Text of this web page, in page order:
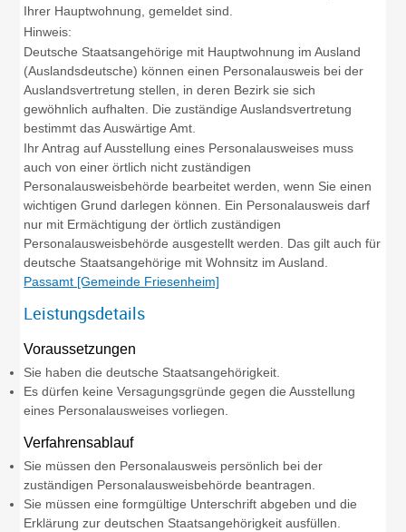
Ihrer Hauptwohnung, gemeldet sind.
Hinweis:
Deutsche Staatsangehörige mit Hauptwohnung im Ausland
(Auslandsdeutsche) können einen Personalausweis bei der
Auslandsvertretung stellen, in deren Bezirk sie sich
gewöhnlich aufhalten. Die zuständige Auslandsvertretung
bestimmt das Auswärtige Amt.
Ihr Antrag auf Ausstellung eines Personalausweises muss
auch von einer örtlich nicht zuständigen
Personalausweisbehörde bearbeitet werden, wenn Sie einen
wichtigen Grund darlegen können. Ein Personalausweis darf
nur mit Ermächtigung der örtlich zuständigen
Personalausweisbehörde ausgestellt werden. Das gilt auch für
deutsche Staatsangehörige mit Wohnsitz im Ausland.
Passamt [Gemeinde Friesenheim]
Leistungsdetails
Voraussetzungen
Sie haben die deutsche Staatsangehörigkeit.
Es dürfen keine Versagungsgründe gegen die Ausstellung
eines Personalausweises vorliegen
Verfahrensablauf
Sie müssen den Personalausweis persönlich bei der
zuständigen Personalausweisbehörde beantragen.
Sie müssen eine formgültige Unterschrift abgeben und die
Erklärung zur deutschen Staatsangehörigkeit ausfüllen.